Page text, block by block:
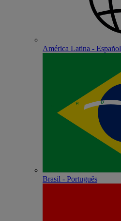
América Latina - Español
Brasil - Português